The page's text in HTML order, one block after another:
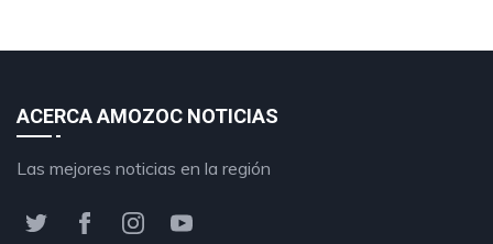
ACERCA AMOZOC NOTICIAS
Las mejores noticias en la región